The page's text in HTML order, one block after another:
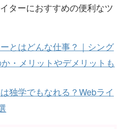
ターにおすすめの便利なツ
とはどんな仕事？｜シング
・メリットやデメリットも
独学でもなれる？Webライ